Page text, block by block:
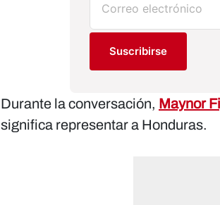
Suscribirse
Durante la conversación, Maynor
significa representar a Honduras.